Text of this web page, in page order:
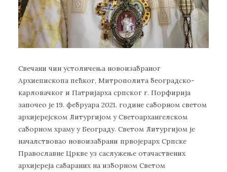
Свечани чин устоличења новоизабраног
Архиепископа пећког, Митрополита београдско-
карловачког и Патријарха српског г. Порфирија
започео је 19. фебруара 2021. године саборном светом
архијерејском Литургијом у Светоархангелском
саборном храму у Београду. Светом Литургијом је
началствовао новоизабрани првојерарх Српске
Православне Цркве уз саслужење отачаствених
архијереја сабараних на изборном Светом